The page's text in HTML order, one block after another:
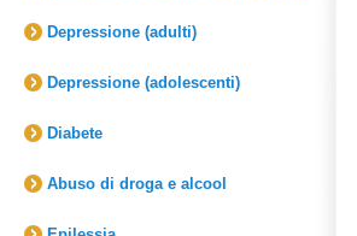
Depressione (adulti)
Depressione (adolescenti)
Diabete
Abuso di droga e alcool